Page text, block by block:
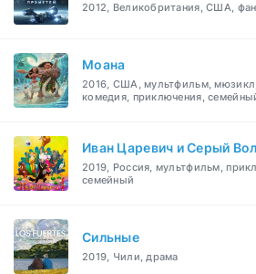
2012, Великобритания, США,
Моана
2016, США, мультфильм,
комедия, приключения,
Иван Царевич и Серый
2019, Россия, мультфильм,
семейный
Сильные
2019, Чили, драма